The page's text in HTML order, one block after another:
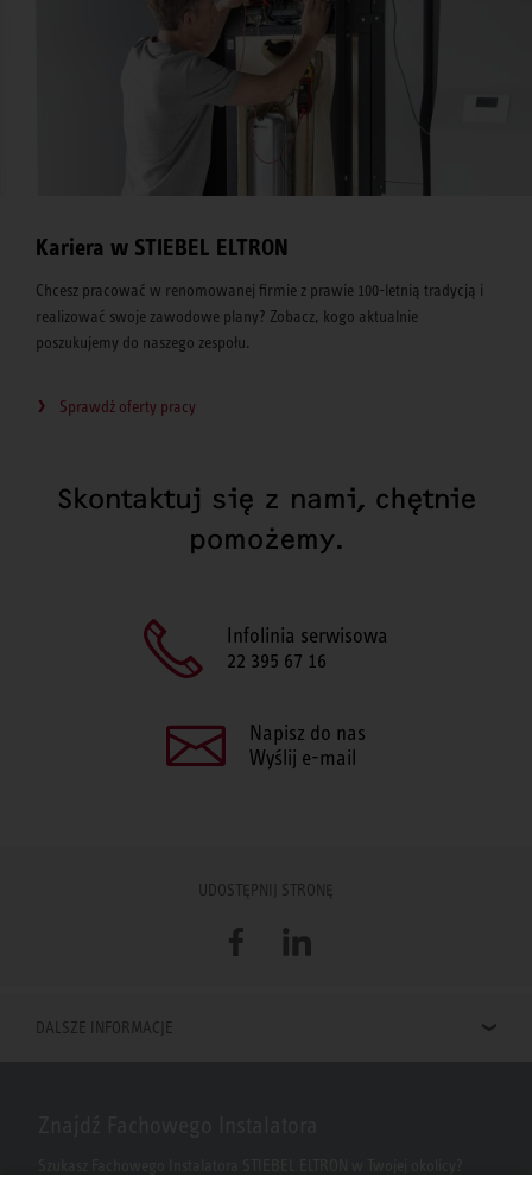
Kariera w STIEBEL ELTRON
Chcesz pracować w renomowanej firmie z prawie 100-letnią tradycją i
realizować swoje zawodowe plany? Zobacz, kogo aktualnie
poszukujemy do naszego zespołu.
Sprawdż oferty pracy
Skontaktuj się z nami, chętnie
pomożemy.
Infolinia serwisowa
22 395 67 16
Napisz do nas
Wyślij e-mail
UDOSTĘPNIJ STRONĘ
FacebookLinkedIn
DALSZE INFORMACJE